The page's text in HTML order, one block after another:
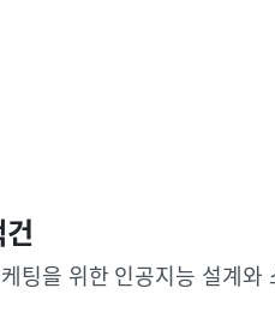
팅을 위한 인공지능 설계와